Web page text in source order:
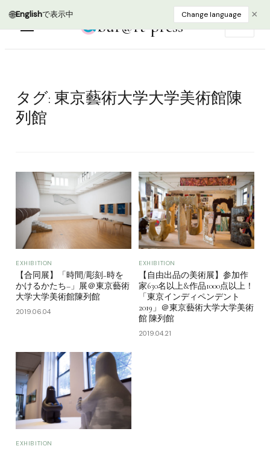
🌐Englishで表示中 Change language ×
bur@rt press
タグ: 東京藝術大学大学美術館陳
列館
EXHIBITION
【合同展】「時間/彫刻−時を
かけるかたち–」展＠東京藝術
大学大学美術館陳列館
2019.06.04
EXHIBITION
【自由出品の美術展】参加作
家630名以上&作品1000点以上！
「東京インディペンデント
2019」＠東京藝術大学大学美術
館 陳列館
2019.04.21
EXHIBITION